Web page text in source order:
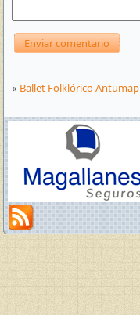
« Ballet Folklórico